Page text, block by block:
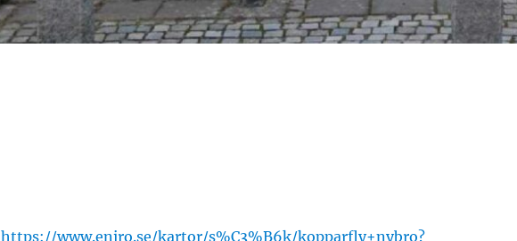
https://www.eniro.se/kartor/s%C3%B6k/kopparfly+nybro?